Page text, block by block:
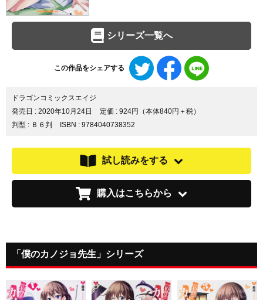
シリーズ一覧へ
この作品をシェアする
Twitter
で
ア
Facebook
で
ア
で
ドラゴンコミックスエイジ
発売日 : 2020年10月24日
定価 : 924円（本体840円＋税）
判型 : Ｂ６判
ISBN : 9784040738352
試し読みをする
購入はこちらから
「僕のカノジョ先生」シリーズ